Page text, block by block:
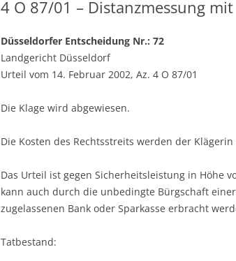
4 O 87/01 – Distanzmessung
Düsseldorfer Entscheidung Nr.: 72
Landgericht Düsseldorf
Urteil vom 14. Februar 2002, Az. 4 O 87/01
Die Klage wird abgewiesen.
Die Kosten des Rechtsstreits werden der
Das Urteil ist gegen Sicherheitsleistung in Höhe
kann auch durch die unbedingte Bürgschaft
zugelassenen Bank oder Sparkasse erbracht
Tatbestand: